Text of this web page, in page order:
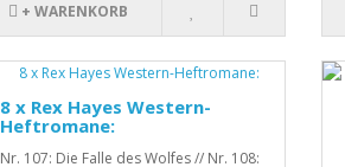
+ WARENKORB
8 x Rex Hayes Western-
Heftromane:
Nr. 107: Die Falle des Wolfes // Nr. 108: